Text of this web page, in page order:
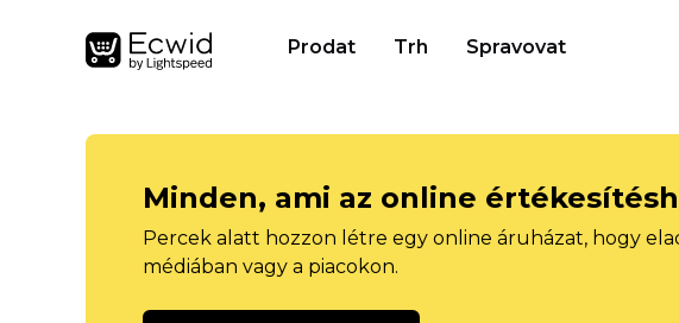
Prodat Trh Spravovat
Minden, ami az online
Percek alatt hozzon létre egy online áruházat, hogy
médiában vagy a piacokon.